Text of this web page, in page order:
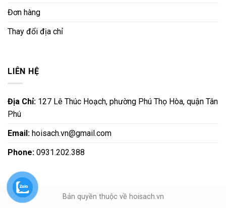
Đơn hàng
Thay đổi địa chỉ
LIÊN HỆ
Địa Chỉ: 127 Lê Thúc Hoạch, phường Phú Thọ Hòa, quận Tân
Phú
Email: hoisach.vn@gmail.com
Phone: 0931.202.388
Bản quyền thuộc về hoisach.vn